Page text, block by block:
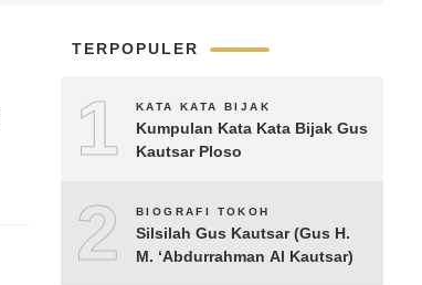
TERPOPULER
1 KATA KATA BIJAK
Kumpulan Kata Kata Bijak Gus
Kautsar Ploso
2 BIOGRAFI TOKOH
Silsilah Gus Kautsar (Gus H.
M. ‘Abdurrahman Al Kautsar)